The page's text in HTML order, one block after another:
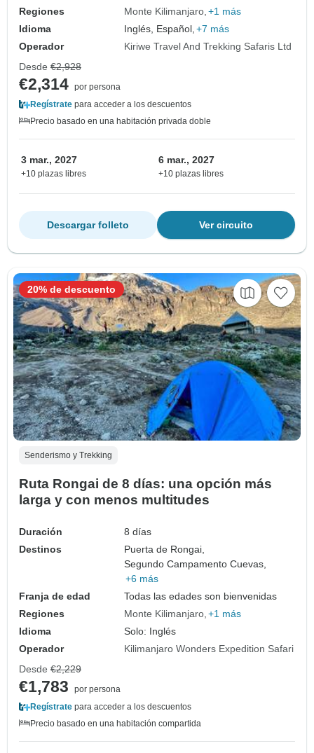
Regiones
Monte Kilimanjaro +1 más
Idioma
Inglés, Español, +7 más
Operador
Kiriwe Travel And Trekking Safaris Ltd
Desde €2,928
€2,314 por persona
Regístrate para acceder a los descuentos
Precio basado en una habitación privada doble
3 mar., 2027
+10 plazas libres
6 mar., 2027
+10 plazas libres
Ver circuito
Descargar folleto
Senderismo y Trekking
Ruta Rongai de 8 días: una opción más
larga y con menos multitudes
Duración
8 días
Destinos
Puerta de Rongai,
Segundo Campamento Cuevas,
+6 más
Franja de edad
Todas las edades son bienvenidas
Regiones
Monte Kilimanjaro +1 más
Idioma
Solo: Inglés
Operador
Kilimanjaro Wonders Expedition Safari
20% de descuento
Desde €2,229
€1,783
por persona
Regístrate para acceder a los descuentos
Precio basado en una habitación compartida